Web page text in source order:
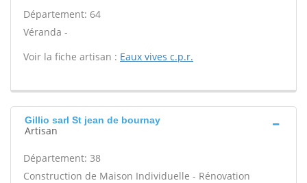
Département: 64
Véranda -
Voir la fiche artisan : Eaux vives c.p.r.
Gillio sarl St jean de bournay
Artisan
Département: 38
Construction de Maison Individuelle - Rénovation